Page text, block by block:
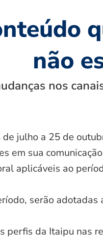
não
nos
julho a 25 de
em sua
aplicáveis ao
serão adotadas
perfis da Itaipu nas